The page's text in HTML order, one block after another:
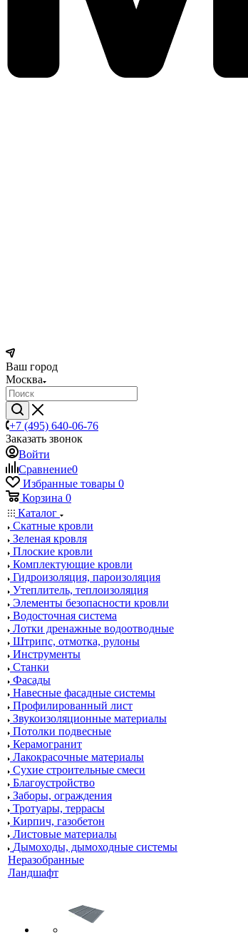
Ваш город
Москва
+7 (495) 640-06-76
Заказать звонок
Войти
Сравнение0
Избранные товары 0
Корзина 0
Каталог
Скатные кровли
Зеленая кровля
Плоские кровли
Комплектующие кровли
Гидроизоляция, пароизоляция
Утеплитель, теплоизоляция
Элементы безопасности кровли
Водосточная система
Лотки дренажные водоотводные
Штрипс, отмотка, рулоны
Инструменты
Станки
Фасады
Навесные фасадные системы
Профилированный лист
Звукоизоляционные материалы
Потолки подвесные
Керамогранит
Лакокрасочные материалы
Сухие строительные смеси
Благоустройство
Заборы, ограждения
Тротуары, террасы
Кирпич, газобетон
Листовые материалы
Дымоходы, дымоходные системы
Неразобранные
Ландшафт